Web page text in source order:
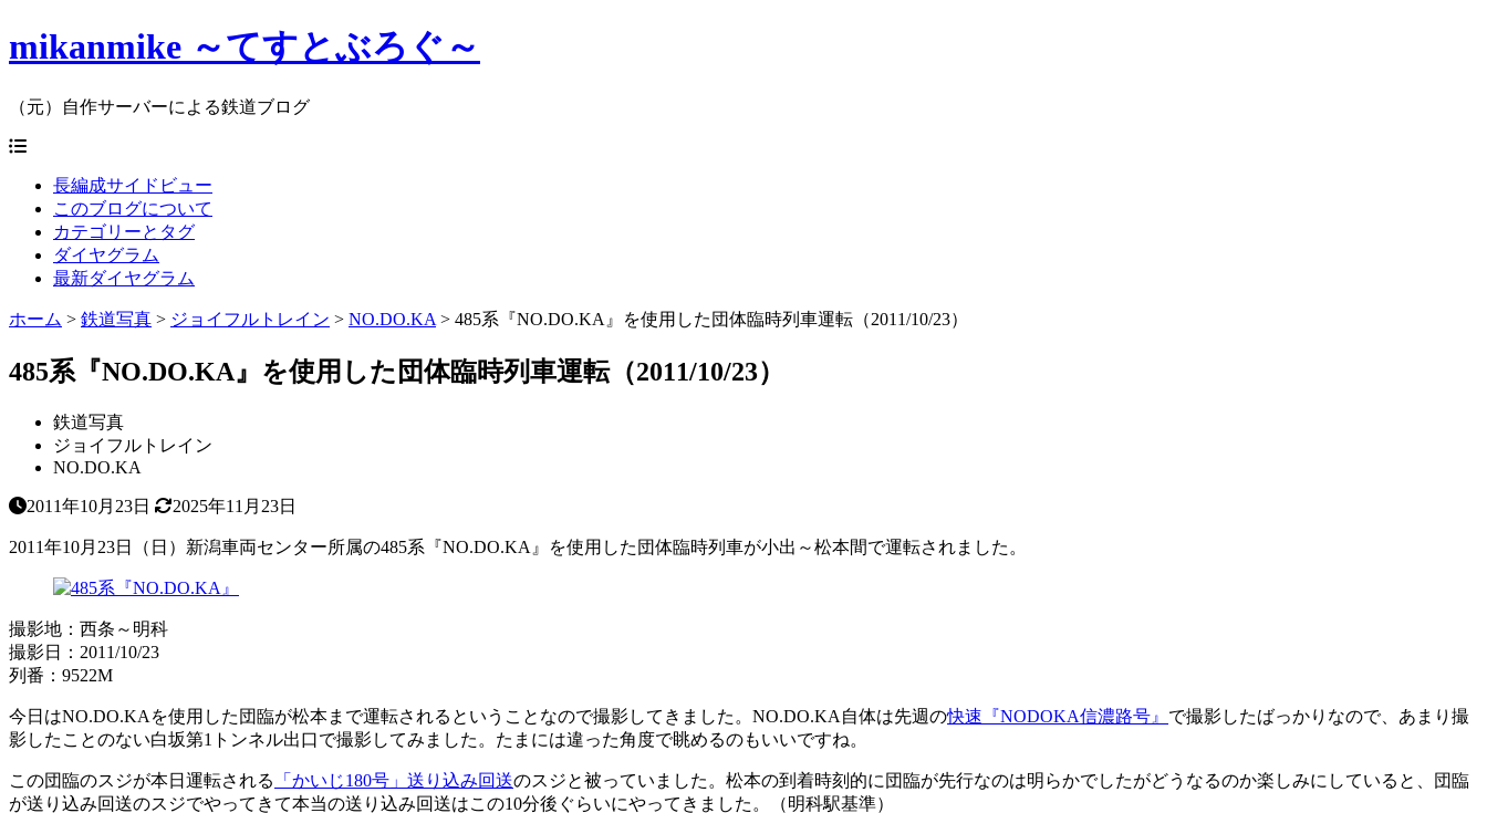
mikanmike ～てすとぶろぐ～
（元）自作サーバーによる鉄道ブログ
長編成サイドビュー
このブログについて
カテゴリーとタグ
ダイヤグラム
最新ダイヤグラム
ホーム > 鉄道写真 > ジョイフルトレイン > NO.DO.KA > 485系『NO.DO.KA』を使用した団体臨時列車運転（2011/10/23）
485系『NO.DO.KA』を使用した団体臨時列車運転（2011/10/23）
鉄道写真
ジョイフルトレイン
NO.DO.KA
2011年10月23日 2025年11月23日
2011年10月23日（日）新潟車両センター所属の485系『NO.DO.KA』を使用した団体臨時列車が小出～松本間で運転されました。
撮影地：西条～明科
撮影日：2011/10/23
列番：9522M
今日はNO.DO.KAを使用した団臨が松本まで運転されるということなので撮影してきました。NO.DO.KA自体は先週の快速『NODOKA信濃路号』 で撮影したばっかりなので、あまり撮
影したことのない白坂第1トンネル出口で撮影してみました。たまには違った角度で眺めるのもいいですね。
この団臨のスジが本日運転される 「かいじ180号」送り込み回送のスジと被っていました。松本の到着時刻的に団臨が先行なのは明らかでしたがどうなるのか楽しみにしていると、団臨
が送り込み回送のスジでやってきて本当の送り込み回送はこの10分後ぐらいにやってきました。（明科駅基準）